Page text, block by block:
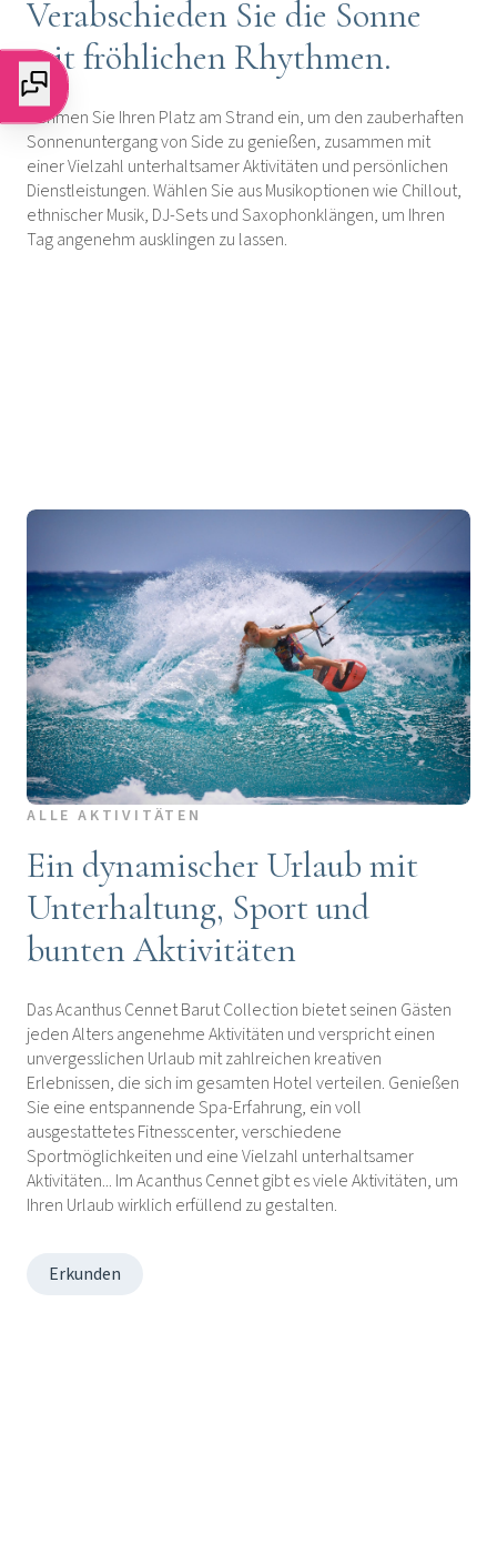
Verabschieden Sie die Sonne
mit fröhlichen Rhythmen.
Nehmen Sie Ihren Platz am Strand ein, um den zauberhaften
Sonnenuntergang von Side zu genießen, zusammen mit
einer Vielzahl unterhaltsamer Aktivitäten und persönlichen
Dienstleistungen. Wählen Sie aus Musikoptionen wie Chillout,
ethnischer Musik, DJ-Sets und Saxophonklängen, um Ihren
Tag angenehm ausklingen zu lassen.
ALLE AKTIVITÄTEN
Ein dynamischer Urlaub mit
Unterhaltung, Sport und
bunten Aktivitäten
Das Acanthus Cennet Barut Collection bietet seinen Gästen
jeden Alters angenehme Aktivitäten und verspricht einen
unvergesslichen Urlaub mit zahlreichen kreativen
Erlebnissen, die sich im gesamten Hotel verteilen. Genießen
Sie eine entspannende Spa-Erfahrung, ein voll
ausgestattetes Fitnesscenter, verschiedene
Sportmöglichkeiten und eine Vielzahl unterhaltsamer
Aktivitäten... Im Acanthus Cennet gibt es viele Aktivitäten, um
Ihren Urlaub wirklich erfüllend zu gestalten.
Erkunden